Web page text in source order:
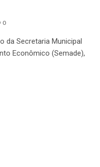
0
da Secretaria Municipal
Econômico (Semade),